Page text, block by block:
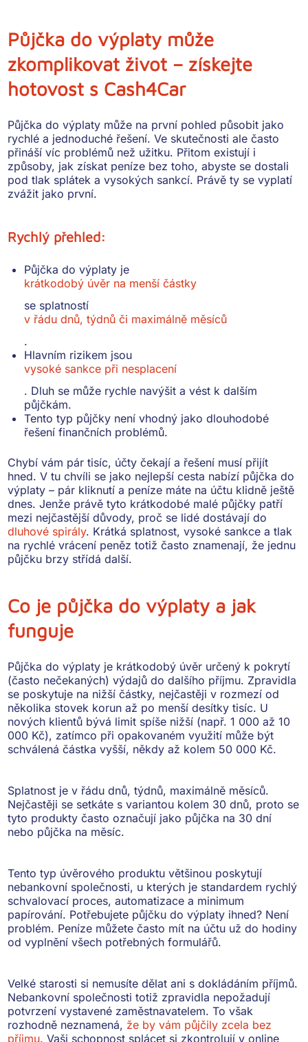
Půjčka do výplaty může
zkomplikovat život – získejte
hotovost s Cash4Car
Půjčka do výplaty může na první pohled působit jako
rychlé a jednoduché řešení. Ve skutečnosti ale často
přináší víc problémů než užitku. Přitom existují i
způsoby, jak získat peníze bez toho, abyste se dostali
pod tlak splátek a vysokých sankcí. Právě ty se vyplatí
zvážit jako první.
Rychlý přehled:
Půjčka do výplaty je
krátkodobý úvěr na menší částky
se splatností
v řádu dnů, týdnů či maximálně měsíců
.
Hlavním rizikem jsou
vysoké sankce při nesplacení
. Dluh se může rychle navýšit a vést k dalším
půjčkám.
Tento typ půjčky není vhodný jako dlouhodobé
řešení finančních problémů.
Chybí vám pár tisíc, účty čekají a řešení musí přijít
hned. V tu chvíli se jako nejlepší cesta nabízí půjčka do
výplaty – pár kliknutí a peníze máte na účtu klidně ještě
dnes. Jenže právě tyto krátkodobé malé půjčky patří
mezi nejčastější důvody, proč se lidé dostávají do
dluhové spirály. Krátká splatnost, vysoké sankce a tlak
na rychlé vrácení peněz totiž často znamenají, že jednu
půjčku brzy střídá další.
Co je půjčka do výplaty a jak
funguje
Půjčka do výplaty je krátkodobý úvěr určený k pokrytí
(často nečekaných) výdajů do dalšího příjmu. Zpravidla
se poskytuje na nižší částky, nejčastěji v rozmezí od
několika stovek korun až po menší desítky tisíc. U
nových klientů bývá limit spíše nižší (např. 1 000 až 10
000 Kč), zatímco při opakovaném využití může být
schválená částka vyšší, někdy až kolem 50 000 Kč.
Splatnost jev řádu dnů, týdnů, maximálně měsíců.
Nejčastěji se setkáte s variantou kolem 30 dnů, proto se
tyto produkty často označují jako půjčka na 30 dní
nebo půjčka na měsíc.
Tento typ úvěrového produktu většinou poskytují
nebankovní společnosti, u kterých je standardem rychlý
schvalovací proces, automatizace a minimum
papírování. Potřebujete půjčku do výplaty ihned? Není
problém. Peníze můžete často mít na účtu už do hodiny
od vyplnění všech potřebných formulářů.
Velké starosti si nemusíte dělat ani s dokládáním příjmů.
Nebankovní společnosti totiž zpravidla nepožadují
potvrzení vystavené zaměstnavatelem. To však
rozhodně neznamená, že by vám půjčily zcela bez
příjmu. Vaši schopnost splácet si zkontrolují v online